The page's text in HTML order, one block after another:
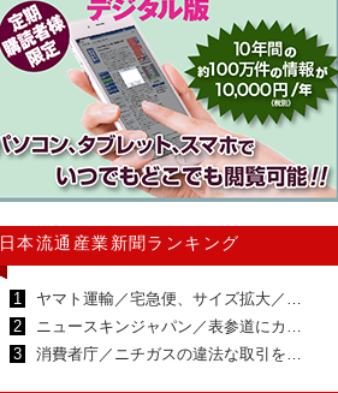
日本流通産業新聞ランキング
1
ヤマト運輸／宅急便、サイズ拡大／…
2
ニュースキンジャパン／表参道にカ…
3
消費者庁／ニチガスの違法な取引を…